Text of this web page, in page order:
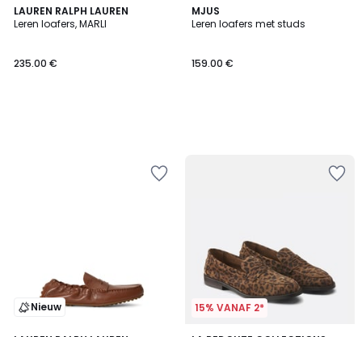
LAUREN RALPH LAUREN
Leren loafers, MARLI
235.00 €
MJUS
Leren loafers met studs
159.00 €
Nieuw 15% VANAF 2*